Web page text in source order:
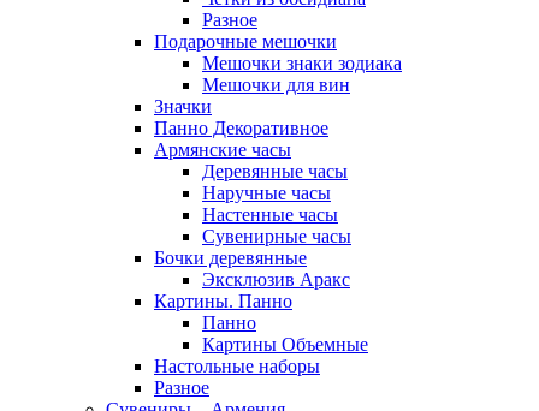
Разное
Подарочные мешочки
Мешочки знаки зодиака
Мешочки для вин
Значки
Панно Декоративное
Армянские часы
Деревянные часы
Наручные часы
Настенные часы
Сувенирные часы
Бочки деревянные
Эксклюзив Аракс
Картины. Панно
Панно
Картины Объемные
Настольные наборы
Разное